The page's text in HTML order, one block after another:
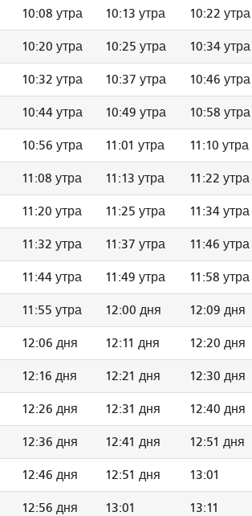
10:08 утра 10:13 утра 10:22 утра
10:20 утра 10:25 утра 10:34 утра
10:32 утра 10:37 утра 10:46 утра
10:44 утра 10:49 утра 10:58 утра
10:56 утра 11:01 утра 11:10 утра
11:08 утра 11:13 утра 11:22 утра
11:20 утра 11:25 утра 11:34 утра
11:32 утра 11:37 утра 11:46 утра
11:44 утра 11:49 утра 11:58 утра
11:55 утра 12:00 дня 12:09 дня
12:06 дня 12:11 дня 12:20 дня
12:16 дня 12:21 дня 12:30 дня
12:26 дня 12:31 дня 12:40 дня
12:36 дня 12:41 дня 12:51 дня
12:46 дня 12:51 дня 13:01
12:56 дня 13:01 13:11